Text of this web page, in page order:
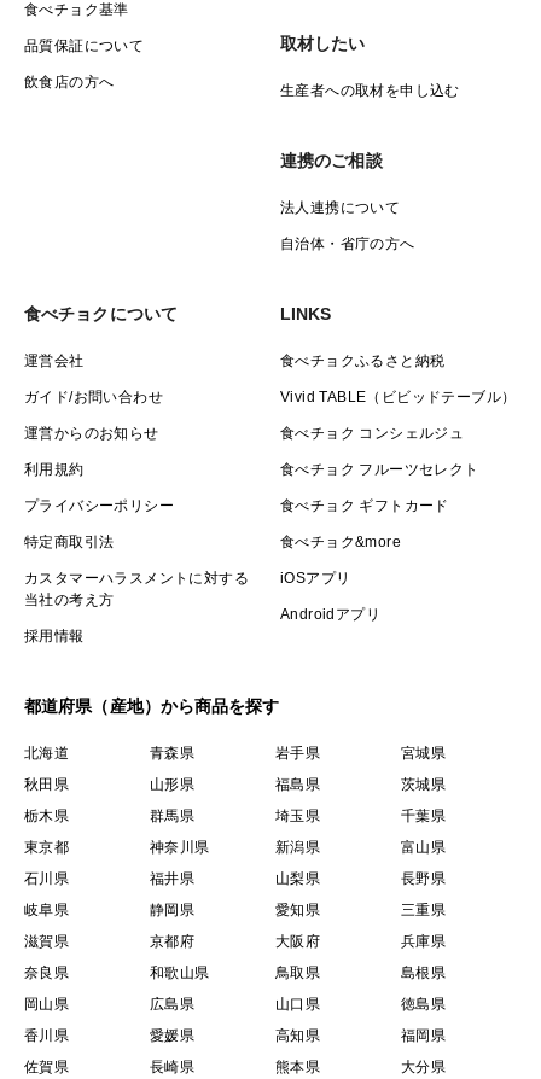
食べチョク基準
品質保証について
飲食店の方へ
取材したい
生産者への取材を申し込む
連携のご相談
法人連携について
自治体・省庁の方へ
食べチョクについて
運営会社
ガイド/お問い合わせ
運営からのお知らせ
利用規約
プライバシーポリシー
特定商取引法
カスタマーハラスメントに対する
当社の考え方
採用情報
LINKS
食べチョクふるさと納税
Vivid TABLE（ビビッドテーブル）
食べチョク コンシェルジュ
食べチョク フルーツセレクト
食べチョク ギフトカード
食べチョク&more
iOSアプリ
Androidアプリ
都道府県（産地）から商品を探す
北海道 青森県 岩手県
宮城県
秋田県
山形県 福島県
茨城県
栃木県
群馬県 埼玉県
千葉県
東京都
神奈川県 新潟県
富山県
石川県
福井県 山梨県
長野県
岐阜県
静岡県 愛知県
三重県
滋賀県
京都府 大阪府
兵庫県
奈良県
和歌山県 鳥取県
島根県
岡山県
広島県 山口県
徳島県
香川県
愛媛県 高知県
福岡県
佐賀県
長崎県 熊本県 大分県